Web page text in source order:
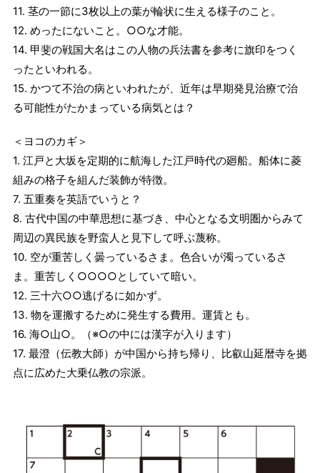
11. 茎の一節に3枚以上の葉が輪状に生える様子のこと。
12. めったにないこと。○○な才能。
14. 甲斐の戦国大名はこの人物の兵法書を参考に旗印をつく
ったといわれる。
15. かつて不治の病といわれたが、近年は早期発見治療で治
る可能性がたかまっている病気とは？
＜ヨコのカギ＞
1. 江戸と大坂を定期的に航海した江戸時代の廻船。船体に菱
組みの格子を組んだ装飾が特徴。
7. 五重奏を英語でいうと？
8. 古代中国の中華思想に基づき、中心となる文明圏からみて
周辺の異民族を野蛮人と見下して呼ぶ蔑称。
10. 空が重苦しく曇っているさま。色合いが濁っているさ
ま。重苦しく○○○○としていて暗い。
12. 三十六○○逃げるに如かず。
13. 物を運搬するために発生する費用。運賃とも。
16. 海○山○。（※○の中には漢字が入ります）
17. 最澄（伝教大師）が中国から持ち帰り、比叡山延暦寺を拠
点に広めた大乗仏教の宗派。